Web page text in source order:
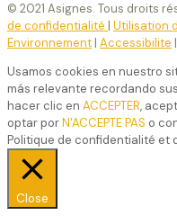
© 2021 Asignes. Tous droits
de confidentialité | Utilisation
Environnement| Accessibilite |
Usamos cookies en nuestro
más relevante recordando
hacer clic en ACCEPTER,
optar porN'ACCEPTE PAS o
Politique de confidentialité et
Close